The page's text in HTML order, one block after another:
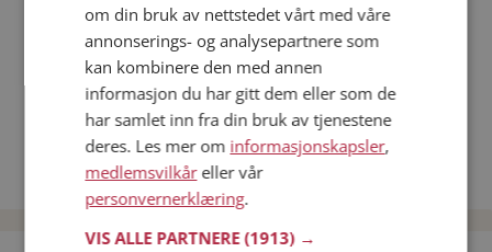
Fler single
Flere singlemenn fra Kongsvinger:Karl Martin,Olav
Kvinner fra Kongsvinger
Date kvinner i Norge
Date menn i Norge
om din bruk av nettstedet vårt med våre
annonserings- og analysepartnere som
kan kombinere den med annen
informasjon du har gitt dem eller som de
har samlet inn fra din bruk av tjenestene
deres. Les mer om informasjonskapsler,
medlemsvilkåreller vår
personvernerklæring.
VIS ALLE PARTNERE(1913) →